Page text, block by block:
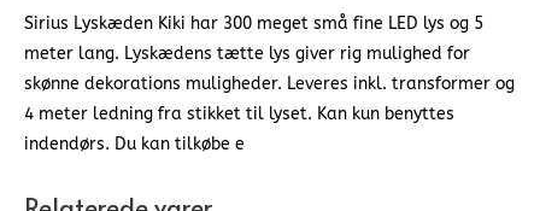
Sirius Lyskæden Kiki har 300 meget små fine LED lys og 5
meter lang. Lyskædens tætte lys giver rig mulighed for
skønne dekorations muligheder. Leveres inkl. transformer og
4 meter ledning fra stikket til lyset. Kan kun benyttes
indendørs. Du kan tilkøbe e